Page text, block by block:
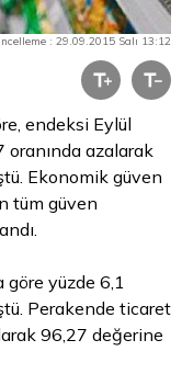
: 29.09.2015 Salı 13:12
endeksi Eylül
oranında azalarak
Ekonomik güven
tüm güven
yüzde 6,1
Perakende ticaret
96,27 değerine